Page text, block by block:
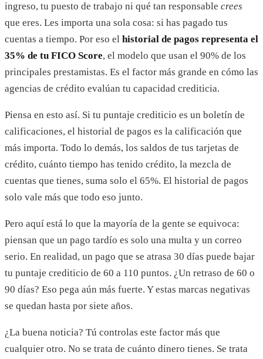
ingreso, tu puesto de trabajo ni qué tan responsable crees
que eres. Les importa una sola cosa: si has pagado tus
cuentas a tiempo. Por eso el historial de pagos representa el
35% de tu FICO Score, el modelo que usan el 90% de los
principales prestamistas. Es el factor más grande en cómo las
agencias de crédito evalúan tu capacidad crediticia.
Piensa en esto así. Si tu puntaje crediticio es un boletín de
calificaciones, el historial de pagos es la calificación que
más importa. Todo lo demás, los saldos de tus tarjetas de
crédito, cuánto tiempo has tenido crédito, la mezcla de
cuentas que tienes, suma solo el 65%. El historial de pagos
solo vale más que todo eso junto.
Pero aquí está lo que la mayoría de la gente se equivoca:
piensan que un pago tardío es solo una multa y un correo
serio. En realidad, un pago que se atrasa 30 días puede bajar
tu puntaje crediticio de 60 a 110 puntos. ¿Un retraso de 60 o
90 días? Eso pega aún más fuerte. Y estas marcas negativas
se quedan hasta por siete años.
¿La buena noticia? Tú controlas este factor más que
cualquier otro. No se trata de cuánto dinero tienes. Se trata